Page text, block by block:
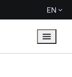
EN